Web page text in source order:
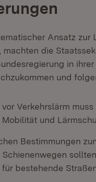
Ansatz zur
machten die
in
und
Verkehrslärm
und
Bestimmungen
Schienenwegen
bestehende